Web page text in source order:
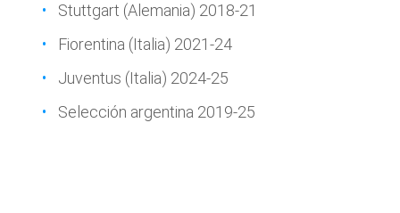
Stuttgart (Alemania) 2018-21
Fiorentina (Italia) 2021-24
Juventus (Italia) 2024-25
Selección argentina 2019-25